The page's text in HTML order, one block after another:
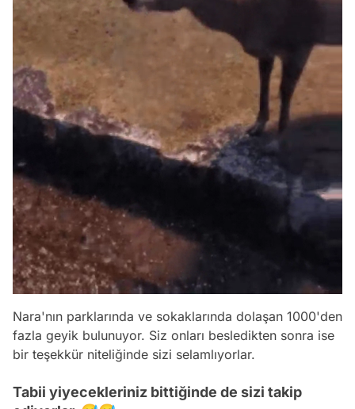
Nara'nın parklarında ve sokaklarında dolaşan 1000'den
fazla geyik bulunuyor. Siz onları besledikten sonra ise
bir teşekkür niteliğinde sizi selamlıyorlar.
Tabii yiyecekleriniz bittiğinde de sizi takip